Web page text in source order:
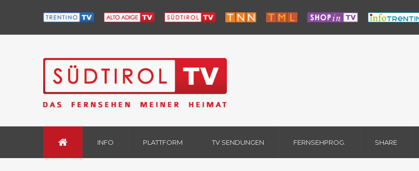
INFO PLATTFORM TV SENDUNGEN FERNSEHPROG. SHARE